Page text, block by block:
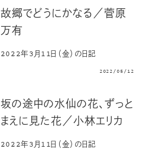
故郷でどうにかなる／菅原
万有
2022年3月11日（金）の日記
2022/05/12
坂の途中の水仙の花、ずっと
まえに見た花／小林エリカ
2022年3月11日（金）の日記